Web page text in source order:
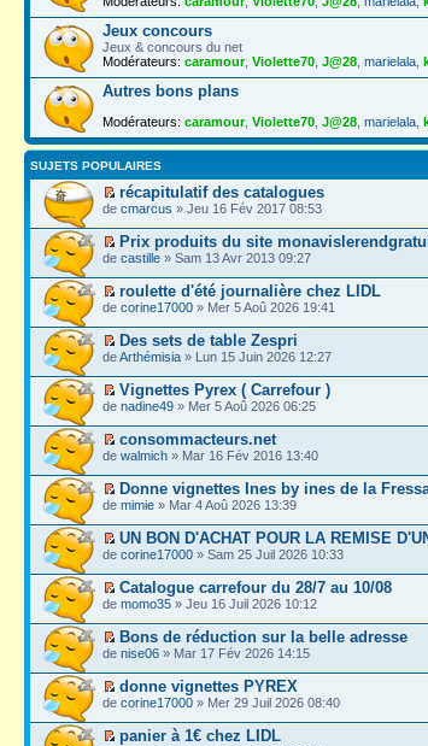
Jeux concours
Jeux & concours du net
Modérateurs: caramour, Violette70 J@28 marielala
Autres bons plans
Modérateurs: caramour, Violette70 J@28 marielala
SUJETS POPULAIRES
récapitulatif des catalogues
de cmarcus » Jeu 16 Fév 2017 08:53
Prix produits du site
de castille » Sam 13 Avr 2013 09:27
roulette d'été journalière chez LIDL
de corine17000 » Mer 5 Aoû 2026 19:41
Des sets de table Zespri
deArthémisia » Lun 15 Juin 2026 12:27
Vignettes Pyrex ( Carrefour )
de nadine49 » Mer 5 Aoû 2026 06:25
consommacteurs.net
de walmich » Mar 16 Fév 2016 13:40
Donne vignettes Ines by ines de la
de mimie » Mar 4 Aoû 2026 13:39
UN BON D'ACHAT POUR LA REMISE
de corine17000 » Sam 25 Juil 2026 10:33
Catalogue carrefour du 28/7 au 10/08
de momo35 » Jeu 16 Juil 2026 10:12
Bons de réduction sur la belle adresse
de nise06 » Mar 17 Fév 2026 14:15
donne vignettes PYREX
de corine17000 » Mer 29 Juil 2026 08:40
panier à 1€ chez LIDL